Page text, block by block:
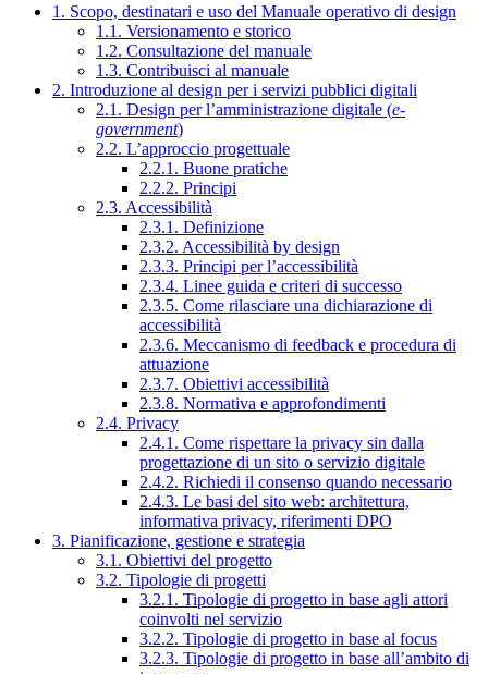
1. Scopo, destinatari e uso del Manuale operativo di design
1.1. Versionamento e storico
1.2. Consultazione del manuale
1.3. Contribuisci al manuale
2. Introduzione al design per i servizi pubblici digitali
2.1. Design per l’amministrazione digitale (e-
government)
2.2. L’approccio progettuale
2.2.1. Buone pratiche
2.2.2. Principi
2.3. Accessibilità
2.3.1. Definizione
2.3.2. Accessibilità by design
2.3.3. Principi per l’accessibilità
2.3.4. Linee guida e criteri di successo
2.3.5. Come rilasciare una dichiarazione di
accessibilità
2.3.6. Meccanismo di feedback e procedura di
attuazione
2.3.7. Obiettivi accessibilità
2.3.8. Normativa e approfondimenti
2.4. Privacy
2.4.1. Come rispettare la privacy sin dalla
progettazione di un sito o servizio digitale
2.4.2. Richiedi il consenso quando necessario
2.4.3. Le basi del sito web: architettura,
informativa privacy, riferimenti DPO
3. Pianificazione, gestione e strategia
3.1. Obiettivi del progetto
3.2. Tipologie di progetti
3.2.1. Tipologie di progetto in base agli attori
coinvolti nel servizio
3.2.2. Tipologie di progetto in base al focus
3.2.3. Tipologie di progetto in base all’ambito di